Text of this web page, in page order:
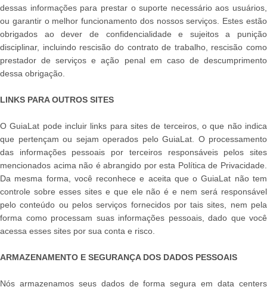
dessas informações para prestar o suporte necessário aos usuários,
ou garantir o melhor funcionamento dos nossos serviços. Estes estão
obrigados ao dever de confidencialidade e sujeitos a punição
disciplinar, incluindo rescisão do contrato de trabalho, rescisão como
prestador de serviços e ação penal em caso de descumprimento
dessa obrigação.
LINKS PARA OUTROS SITES
O GuiaLat pode incluir links para sites de terceiros, o que não indica
que pertençam ou sejam operados pelo GuiaLat. O processamento
das informações pessoais por terceiros responsáveis pelos sites
mencionados acima não é abrangido por esta Política de Privacidade.
Da mesma forma, você reconhece e aceita que o GuiaLat não tem
controle sobre esses sites e que ele não é e nem será responsável
pelo conteúdo ou pelos serviços fornecidos por tais sites, nem pela
forma como processam suas informações pessoais, dado que você
acessa esses sites por sua conta e risco.
ARMAZENAMENTO E SEGURANÇA DOS DADOS PESSOAIS
Nós armazenamos seus dados de forma segura em data centers